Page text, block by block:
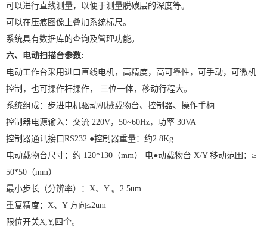
可以进行直线测量，以便于测量脱碳层的深度等。
可以在压痕图像上叠加系统标尺。
系统具有数据库的查询及管理功能。
六、电动扫描台参数:
电动工作台采用进口直线电机，高精度，高可靠性，可手动，可微机
控制，也可操作杆操作， 三位一体，移动行程大。
系统组成：步进电机驱动机械载物台、控制器、操作手柄
控制器电源输入：交流 220V，50~60Hz，功率 30VA
控制器通讯接口RS232 ●控制器重量：约2.8Kg
电动载物台尺寸：约 120*130（mm） 电●动载物台 X/Y 移动范围：≥
50*50（mm）
最小步长（分辨率）：X、Y 。2.5um
重复精度：X、Y 方向≤2um
限位开关X,Y,四个。